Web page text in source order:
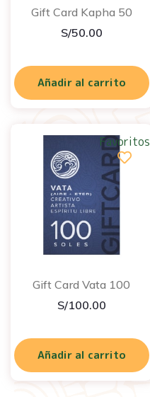
Gift Card Kapha 50
S/50.00
Añadir al carrito
Gift Card Vata 100
S/100.00
Añadir al carrito
Favoritos